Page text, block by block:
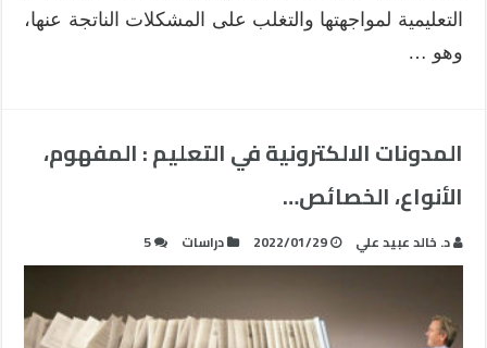
التعليمية لمواجهتها والتغلب على المشكلات الناتجة عنها،
وهو …
المدونات الالكترونية في التعليم : المفهوم،
الأنواع، الخصائص…
د. خالد عبيد علي 2022/01/29 دراسات 5